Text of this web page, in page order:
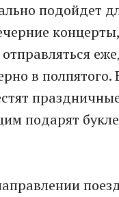
подойдет
отправляться
в
подарят